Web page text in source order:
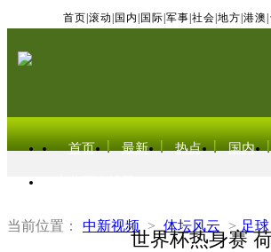
首页 滚动 国内 国际 军事 社会 地方 港澳
首页 最新 热点 国内
当前位置： 中新视频 > 体坛风云 > 足球
世界杯热身赛